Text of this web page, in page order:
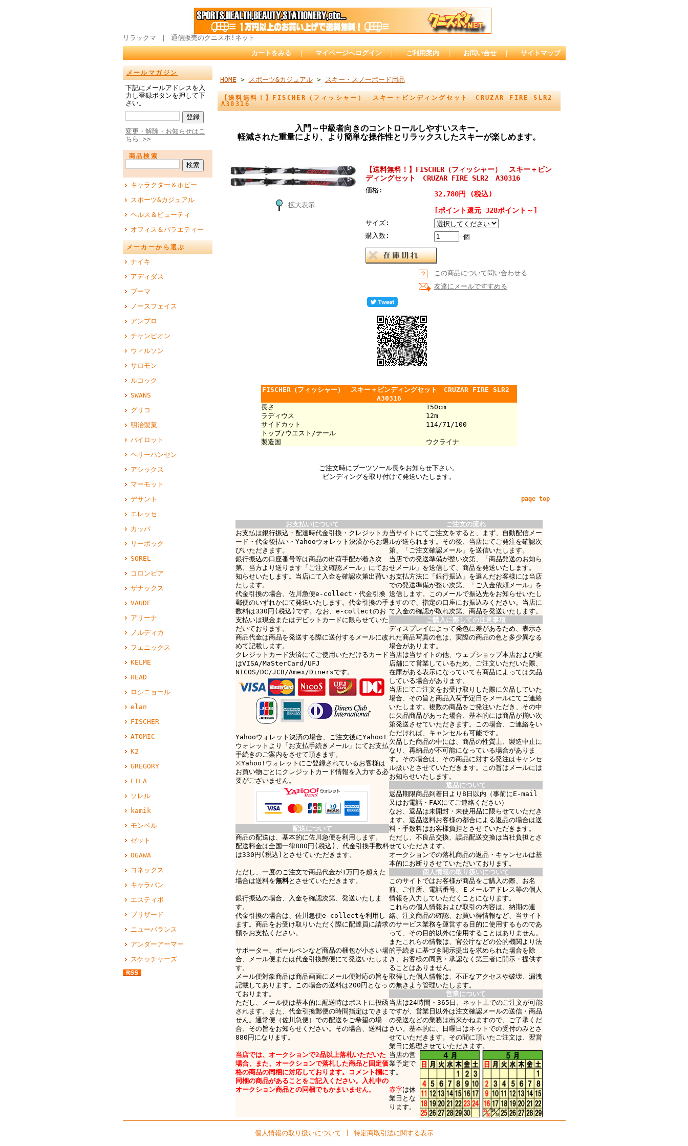
リラックマ ｜ 通信販売のクニスポ!ネット
カートをみる ｜ マイページへログイン ｜ ご利用案内 ｜ お問い合せ ｜ サイトマップ
メールマガジン
下記にメールアドレスを入
力し登録ボタンを押して下
さい。
変更・解除・お知らせはこ
ちら >>
商品検索
キャラクター＆ホビー
スポーツ&カジュアル
ヘルス＆ビューティ
オフィス＆バラエティー
メーカーから選ぶ
ナイキ
アディダス
プーマ
ノースフェイス
アンブロ
チャンピオン
ウィルソン
サロモン
ルコック
SWANS
グリコ
明治製菓
パイロット
ヘリーハンセン
アシックス
マーモット
デサント
エレッセ
カッパ
リーボック
SOREL
コロンビア
ザナックス
VAUDE
アリーナ
ノルディカ
フェニックス
KELME
HEAD
ロシニョール
elan
FISCHER
ATOMIC
K2
GREGORY
FILA
ソレル
kamik
モンベル
ゼット
OGAWA
ヨネックス
キャラバン
エスティボ
ブリザード
ニューバランス
アンダーアーマー
スケッチャーズ
HOME > スポーツ&カジュアル> スキー・スノーボード用品
【送料無料！】FISCHER（フィッシャー） スキー＋ビンディングセット CRUZAR FIRE SLR2
A30316
入門～中級者向きのコントロールしやすいスキー。
軽減された重量により、より簡単な操作性とリラックスしたスキーが楽しめます。
拡大表示
【送料無料！】FISCHER（フィッシャー） スキー＋ビン
ディングセット CRUZAR FIRE SLR2 A30316
価格:
32,780円 (税込)
[ポイント還元 328ポイント～]
サイズ:
購入数:
個
この商品について問い合わせる
友達にメールですすめる
FISCHER（フィッシャー） スキー＋ビンディングセット CRUZAR FIRE SLR2
A30316
長さ
150cm
ラディウス
12m
サイドカット
トップ/ウエスト/テール
114/71/100
製造国 ウクライナ
ご注文時にブーツソール長をお知らせ下さい。
ビンディングを取り付けて発送いたします。
page top
お支払いについて
お支払は銀行振込・配達時代金引換・クレジットカ
ード・代金後払い・Yahooウォレット決済からお選
びいただきます。
銀行振込の口座番号等は商品の出荷手配が着き次
第、当方より送ります「ご注文確認メール」にてお
知らせいたします。当店にて入金を確認次第出荷い
たします。
代金引換の場合、佐川急便e-collect・代金引換
郵便のいずれかにて発送いたします。代金引換の手
数料は330円(税込)です。なお、e-collectのお
支払いは現金またはデビットカードに限らせていた
だいております。
商品代金は商品を発送する際に送付するメールに改
めて記載します。
クレジットカード決済にてご使用いただけるカード
はVISA/MaSterCard/UFJ
NICOS/DC/JCB/Amex/Dinersです。
Yahooウォレット決済の場合、ご注文後にYahoo!
ウォレットより「お支払手続きメール」にてお支払
手続きのご案内をさせて頂きます。
※Yahoo!ウォレットにご登録されているお客様は
お買い物ごとにクレジットカード情報を入力する必
要がございません。
配送について
商品の配送は、基本的に佐川急便を利用します。
配送料金は全国一律880円(税込)、代金引換手数料
は330円(税込)とさせていただきます。
ただし、一度のご注文で商品代金が1万円を超えた
場合は送料を無料とさせていただきます。
銀行振込の場合、入金を確認次第、発送いたしま
す。
代金引換の場合は、佐川急便e-collectを利用し
ます。商品をお受け取りいただく際に配達員に請求
額をお支払ください。
サポーター、ボールペンなど商品の梱包が小さい場
合、メール便または代金引換郵便にて発送いたしま
す。
メール便対象商品は商品画面にメール便対応の旨を
記載してあります。この場合の送料は200円となっ
ております。
ただし、メール便は基本的に配送時はポストに投函
されます。また、代金引換郵便の時間指定はできま
せん。通常便（佐川急便）での配送をご希望の場
合、その旨をお知らせください。その場合、送料は
880円になります。
当店では、オークションで2品以上落札いただいた
場合、また、オークションで落札した商品と固定価
格の商品の同梱に対応しております。コメント欄に
同梱の商品があることをご記入ください。入札中の
オークション商品との同梱でもかまいません。
ご注文の流れ
当サイトにてご注文をすると、まず、自動配信メー
ルが送られます。その後、当店にてご発注を確認次
第、「ご注文確認メール」を送信いたします。
当店での発送準備が整い次第、「商品発送のお知ら
せメール」を送信して、商品を発送いたします。
お支払方法に「銀行振込」を選んだお客様には当店
での発送準備が整い次第、「ご入金依頼メール」を
送信します。このメールで振込先をお知らせいたし
ますので、指定の口座にお振込みください。当店に
て入金の確認が取れ次第、商品を発送いたします。
ご購入に際しての注意事項
ディスプレイによって発色に差があるため、表示さ
れた商品写真の色は、実際の商品の色と多少異なる
場合があります。
当店は当サイトの他、ウェブショップ本店および実
店舗にて営業しているため、ご注文いただいた際、
在庫がある表示になっていても商品によっては欠品
している場合があります。
当店にてご注文をお受け取りした際に欠品していた
場合、その旨と商品入荷予定日をメールにてご連絡
いたします。複数の商品をご発注いただき、その中
に欠品商品があった場合、基本的には商品が揃い次
第発送させていただきます。この場合、ご連絡をい
ただければ、キャンセルも可能です。
欠品した商品の中には、商品の性質上、製造中止に
なり、再納品が不可能になっている場合がありま
す。その場合は、その商品に対する発注はキャンセ
ル扱いとさせていただきます。この旨はメールには
お知らせいたします。
返品について
返品期限商品到着日より8日以内（事前にE-mail
又はお電話・FAXにてご連絡ください）
なお、返品は未開封・未使用品に限らせていただき
ます。返品送料お客様の都合による返品の場合は送
料・手数料はお客様負担とさせていただきます。
ただし、不良品交換、誤品配送交換は当社負担とさ
せていただきます。
オークションでの落札商品の返品・キャンセルは基
本的にお断りさせていただいております。
個人情報の取り扱いについて
このサイトではお客様が商品をご購入の際、お名
前、ご住所、電話番号、Ｅメールアドレス等の個人
情報を入力していただくことになります。
これらの個人情報および取引の内容は、納期の連
絡、注文商品の確認、お買い得情報など、当サイト
のサービス業務を運営する目的に使用するものであ
って、その目的以外に使用することはありません。
またこれらの情報は、官公庁などの公的機関より法
的手続きに基づき開示提出を求められた場合を除
き、お客様の同意・承認なく第三者に開示・提供す
ることはありません。
取得した個人情報は、不正なアクセスや破壊、漏洩
の無きよう管理いたします。
営業について
当店は24時間・365日、ネット上でのご注文が可能
ですが、営業日以外は注文確認メールの送信・商品
の発送などの業務は出来かねますので、ご了承くだ
さい。基本的に、日曜日はネットでの受付のみとさ
せていただきます。その間に頂いたご注文は、翌営
業日に処理させていただきます。
当店の営
業予定で
す。
赤字は休
業日とな
ります。
個人情報の取り扱いについて 特定商取引法に関する表示